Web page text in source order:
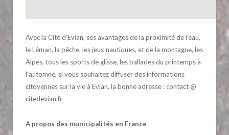
Avec la Cité d’Evian, ses avantages de la proximité de l’eau,
le Léman, la pêche, les jeux nautiques, et de la montagne, les
Alpes, tous les sports de glisse, les ballades du printemps à
l’automne, si vous souhaitez diffuser des informations
citoyennes sur la vie à Evian, la bonne adresse : contact @
citedevian.fr
A propos des municipalités en France